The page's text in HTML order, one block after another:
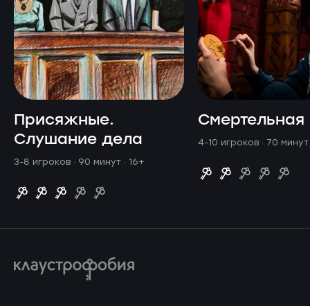
Присяжные.
Слушание дела
3-8 игроков · 90 минут · 16+
Смертельная
4-10 игроков · 70